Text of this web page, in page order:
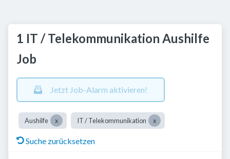
1 IT / Telekommunikation Aushilfe
Job
Jetzt Job-Alarm aktivieren!
Aushilfe IT / Telekommunikation
Suche zurücksetzen